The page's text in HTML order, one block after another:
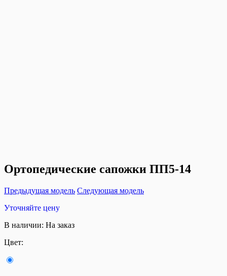
Ортопедические сапожки ПП5-14
Предыдущая модель Следующая модель
Уточняйте цену
В наличии: На заказ
Цвет: